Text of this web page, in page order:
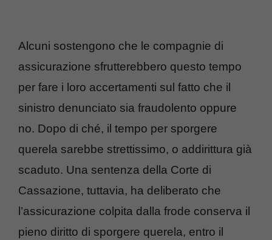
Alcuni sostengono che le compagnie di
assicurazione sfrutterebbero questo tempo
per fare i loro accertamenti sul fatto che il
sinistro denunciato sia fraudolento oppure
no. Dopo di ché, il tempo per sporgere
querela sarebbe strettissimo, o addirittura già
scaduto. Una sentenza della Corte di
Cassazione, tuttavia, ha deliberato che
l’assicurazione colpita dalla frode conserva il
pieno diritto di sporgere querela, entro il